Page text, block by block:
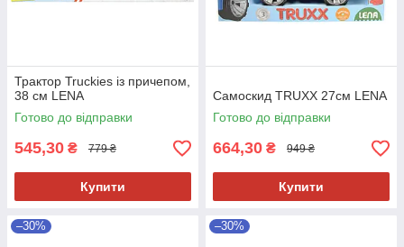
Трактор Truckies із причепом,
38 см LENA
Готово до відправки
545,30 ₴ 779 ₴
Купити
Самоскид TRUXX 27см LENA
Готово до відправки
664,30 ₴ 949 ₴
Купити
–30% –30%